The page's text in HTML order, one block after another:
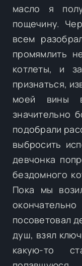
масло я
пощечину.
всем
промямлить
котлеты, и
признаться,
моей вины
значительно
подобрали
выбросить
девчонка
бездомного
Пока мы
посоветовал
душ, взял
какую-то